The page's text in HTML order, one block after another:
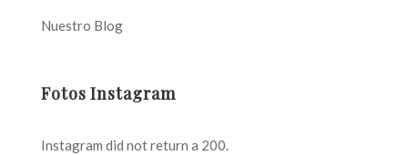
Nuestro Blog
Fotos Instagram
Instagram did not return a 200.